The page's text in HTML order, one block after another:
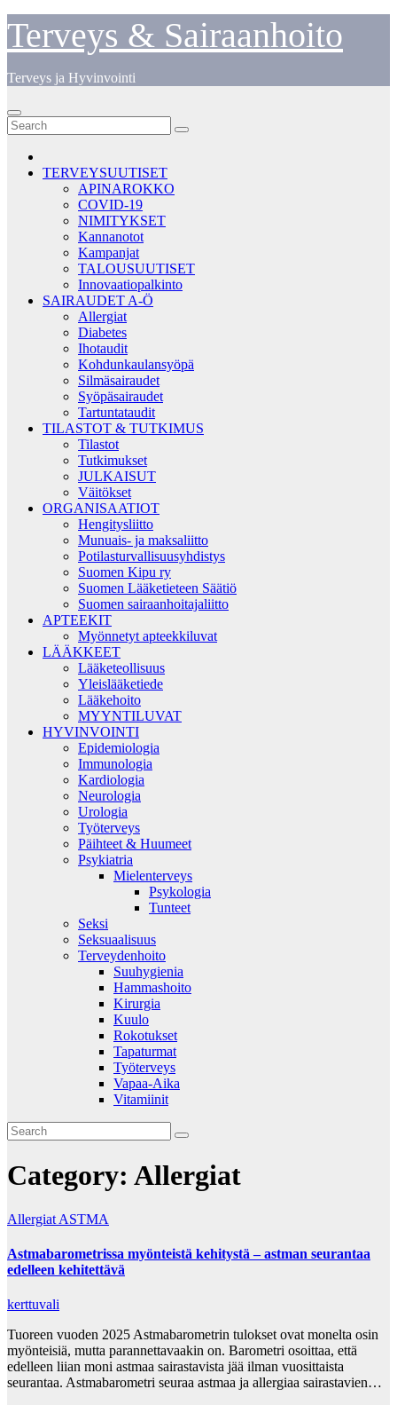
Skip
content
Terveys & Sairaanhoito
Terveys ja Hyvinvointi
TERVEYSUUTISET
APINAROKKO
COVID-19
NIMITYKSET
Kannanotot
Kampanjat
TALOUSUUTISET
Innovaatiopalkinto
SAIRAUDET A-Ö
Allergiat
Diabetes
Ihotaudit
Kohdunkaulansyöpä
Silmäsairaudet
Syöpäsairaudet
Tartuntataudit
TILASTOT & TUTKIMUS
Tilastot
Tutkimukset
JULKAISUT
Väitökset
ORGANISAATIOT
Hengitysliitto
Munuais- ja maksaliitto
Potilasturvallisuusyhdistys
Suomen Kipu ry
Suomen Lääketieteen Säätiö
Suomen sairaanhoitajaliitto
APTEEKIT
Myönnetyt apteekkiluvat
LÄÄKKEET
Lääketeollisuus
Yleislääketiede
Lääkehoito
MYYNTILUVAT
HYVINVOINTI
Epidemiologia
Immunologia
Kardiologia
Neurologia
Urologia
Työterveys
Päihteet & Huumeet
Psykiatria
Mielenterveys
Psykologia
Tunteet
Seksi
Seksuaalisuus
Terveydenhoito
Suuhygienia
Hammashoito
Kirurgia
Kuulo
Rokotukset
Tapaturmat
Työterveys
Vapaa-Aika
Vitamiinit
Category: Allergiat
Allergiat ASTMA
Astmabarometrissa myönteistä kehitystä – astman seurantaa
edelleen kehitettävä
kerttuvali
Tuoreen vuoden 2025 Astmabarometrin tulokset ovat monelta osin
myönteisiä, mutta parannettavaakin on. Barometri osoittaa, että
edelleen liian moni astmaa sairastavista jää ilman vuosittaista
seurantaa. Astmabarometri seuraa astmaa ja allergiaa sairastavien…